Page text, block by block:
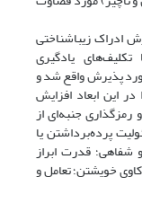
ادراک زیباشناختی
یادگیری
پذیرش واقع شد و
این ابعاد افزایش
جنبه‌ای از
پرده‌‌برداشتن یا
قدرت ابراز
خویشتن؛ تعامل و